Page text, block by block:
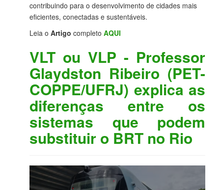
contribuindo para o desenvolvimento de cidades mais
eficientes, conectadas e sustentáveis.
Leia o Artigo completo AQUI
VLT ou VLP - Professor
Glaydston Ribeiro (PET-
COPPE/UFRJ) explica as
diferenças entre os
sistemas que podem
substituir o BRT no Rio